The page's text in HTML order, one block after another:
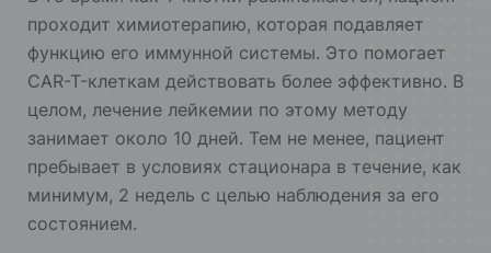
проходит химиотерапию, которая подавляет
функцию его иммунной системы. Это помогает
CAR-T-клеткам действовать более эффективно. В
целом, лечение лейкемии по этому методу
занимает около 10 дней. Тем не менее, пациент
пребывает в условиях стационара в течение, как
минимум, 2 недель с целью наблюдения за его
состоянием.